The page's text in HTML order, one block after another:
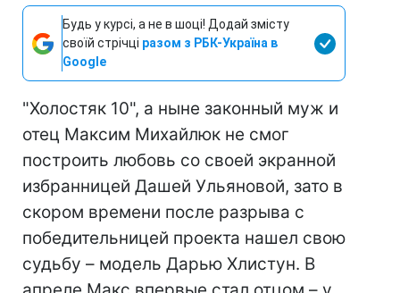
Будь у курсі, а не в шоці! Додай змісту
своїй стрічці разом з РБК-Україна в
Google
"Холостяк 10", а ныне законный муж и
отец Максим Михайлюк не смог
построить любовь со своей экранной
избранницей Дашей Ульяновой, зато в
скором времени после разрыва с
победительницей проекта нашел свою
судьбу – модель Дарью Хлистун. В